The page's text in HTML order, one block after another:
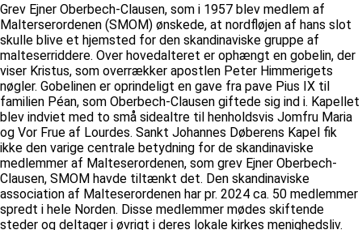
Grev Ejner Oberbech-Clausen, som i 1957 blev medlem af
Malterserordenen (SMOM) ønskede, at nordfløjen af hans slot
skulle blive et hjemsted for den skandinaviske gruppe af
malteserriddere. Over hovedalteret er ophængt en gobelin, der
viser Kristus, som overrækker apostlen Peter Himmerigets
nøgler. Gobelinen er oprindeligt en gave fra pave Pius IX til
familien Péan, som Oberbech-Clausen giftede sig ind i. Kapellet
blev indviet med to små sidealtre til henholdsvis Jomfru Maria
og Vor Frue af Lourdes. Sankt Johannes Døberens Kapel fik
ikke den varige centrale betydning for de skandinaviske
medlemmer af Malteserordenen, som grev Ejner Oberbech-
Clausen, SMOM havde tiltænkt det. Den skandinaviske
association af Malteserordenen har pr. 2024 ca. 50 medlemmer
spredt i hele Norden. Disse medlemmer mødes skiftende
steder og deltager i øvrigt i deres lokale kirkes menighedsliv.